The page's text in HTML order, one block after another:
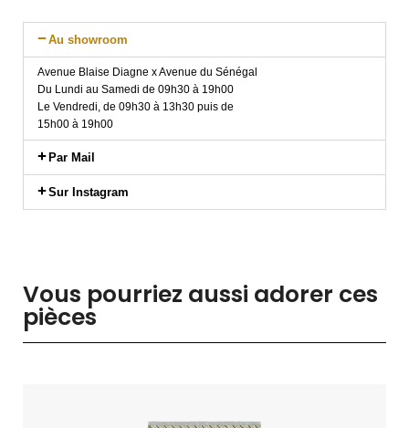
Au showroom
Avenue Blaise Diagne x Avenue du Sénégal
Du Lundi au Samedi de 09h30 à 19h00
Le Vendredi, de 09h30 à 13h30 puis de
15h00 à 19h00
Par Mail
Sur Instagram
Vous pourriez aussi adorer ces
pièces